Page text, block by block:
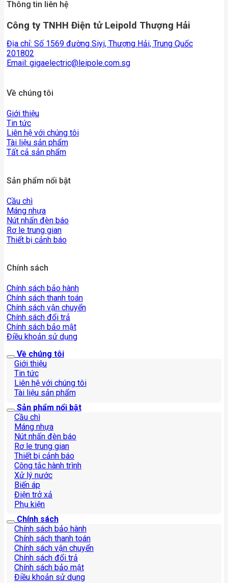
Thông tin liên hệ
Công ty TNHH Điện tử Leipold Thượng Hải
Địa chỉ: Số 1569 đường Siyi, Thượng Hải, Trung Quốc
201802
Email: gigaelectric@leipole.com.sg
Về chúng tôi
Giới thiệu
Tin tức
Liên hệ với chúng tôi
Tài liệu sản phẩm
Tất cả sản phẩm
Sản phẩm nổi bật
Cầu chì
Máng nhựa
Nút nhấn đèn báo
Rơ le trung gian
Thiết bị cảnh báo
Chính sách
Chính sách bảo hành
Chính sách thanh toán
Chính sách vận chuyển
Chính sách đổi trả
Chính sách bảo mật
Điều khoản sử dụng
Về chúng tôi
Giới thiệu
Tin tức
Liên hệ với chúng tôi
Tài liệu sản phẩm
Sản phẩm nổi bật
Cầu chì
Máng nhựa
Nút nhấn đèn báo
Rơ le trung gian
Thiết bị cảnh báo
Công tắc hành trình
Xử lý nước
Biến áp
Điện trở xả
Phụ kiện
Chính sách
Chính sách bảo hành
Chính sách thanh toán
Chính sách vận chuyển
Chính sách đổi trả
Chính sách bảo mật
Điều khoản sử dụng